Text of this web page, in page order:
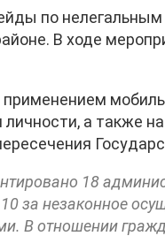
по нелегальным
В ходе
личности, а также
18
за незаконное
В отношении